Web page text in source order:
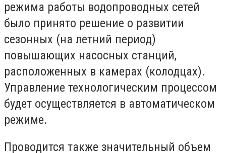
режима работы водопроводных сетей
было принято решение о развитии
сезонных (на летний период)
повышающих насосных станций,
расположенных в камерах (колодцах).
Управление технологическим процессом
будет осуществляется в автоматическом
режиме.
Проводится также значительный объем